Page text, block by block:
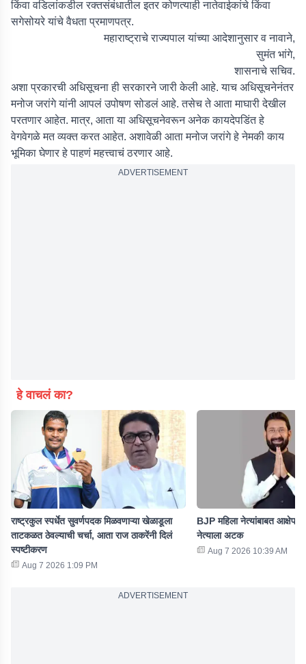
किंवा वडिलांकडील रक्तसंबंधातील इतर कोणत्याही नातेवाईकांचे किंवा
सगेसोयरे यांचे वैधता प्रमाणपत्र.
महाराष्ट्राचे राज्यपाल यांच्या आदेशानुसार व नावाने,
सुमंत भांगे,
शासनाचे सचिव.
अशा प्रकारची अधिसूचना ही सरकारने जारी केली आहे. याच अधिसूचनेनंतर
मनोज जरांगे यांनी आपलं उपोषण सोडलं आहे. तसेच ते आता माघारी देखील
परतणार आहेत. मात्र, आता या अधिसूचनेवरून अनेक कायदेपडिंत हे
वेगवेगळे मत व्यक्त करत आहेत. अशावेळी आता मनोज जरांगे हे नेमकी काय
भूमिका घेणार हे पाहणं महत्त्वाचं ठरणार आहे.
ADVERTISEMENT
हे वाचलं का?
राष्ट्रकुल स्पर्धेत सुवर्णपदक मिळवणाऱ्या खेळाडूला
ताटकळत ठेवल्याची चर्चा, आता राज ठाकरेंनी दिलं
स्पष्टीकरण
Aug 7 2026 1:09 PM
BJP महिला नेत्यांबाबत
नेत्याला अटक
Aug 7 2026 10:39 AM
ADVERTISEMENT